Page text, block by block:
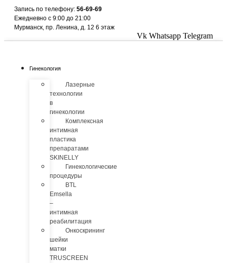
Перейти
содержимому
Запись по телефону: 56-69-69
Ежедневно с 9:00 до 21:00
Мурманск, пр. Ленина, д. 12 6 этаж
Vk Whatsapp Telegram
Гинекология
Лазерные
технологии
в
гинекологии
Комплексная
интимная
пластика
препаратами
SKINELLY
Гинекологические
процедуры
BTL
Emsella
–
интимная
реабилитация
Онкоскрининг
шейки
матки
TRUSCREEN